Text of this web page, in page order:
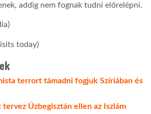
addig nem fognak tudni előrelépni.
today)
terrort támadni fogjuk Szíriában és
Üzbegisztán ellen az Iszlám